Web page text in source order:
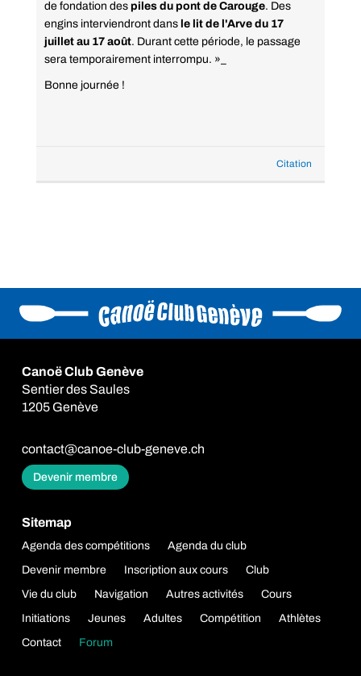
de fondation despiles du pont de Carouge. Des
engins interviendront dans le lit de l'Arve du 17
juillet au 17 août. Durant cette période, le passage
sera temporairement interrompu. »_
Bonne journée !
Citation
Canoë Club Genève
Sentier des Saules
1205 Genève
contact@canoe-club-geneve.ch
Devenir membre
Sitemap
Agenda des compétitions
Agenda du club
Devenir membre
Inscription aux cours
Club
Vie du club
Navigation Autres activités
Cours
Initiations
Jeunes Adultes Compétition
Athlètes
Contact
Forum